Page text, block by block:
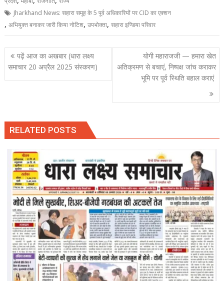
Jharkhand News: सहारा समूह के 5 पूर्व अधिकारियों पर CID का एक्शन
,अभियुक्त बनाकर जारी किया नोटिश,उपभोक्ता,सहारा इण्डिया परिवार
Post
navigation
पढ़ें आज का अखबार (धारा लक्ष्य
समाचार 20 अप्रैल 2025 संस्करण)
योगी महाराजजी — हमारा खेत
अतिक्रमण से बचाएं, निष्पक्ष जांच कराकर
भूमि पर पूर्व स्थिति बहाल कराएं
RELATED POSTS